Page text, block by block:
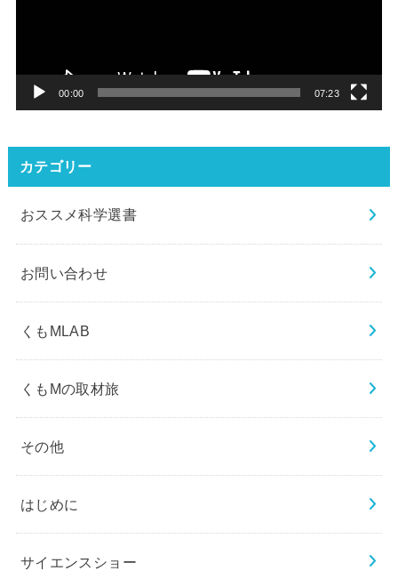
00:00 07:23
カテゴリー
おススメ科学選書
お問い合わせ
くもMLAB
くもMの取材旅
その他
はじめに
サイエンスショー